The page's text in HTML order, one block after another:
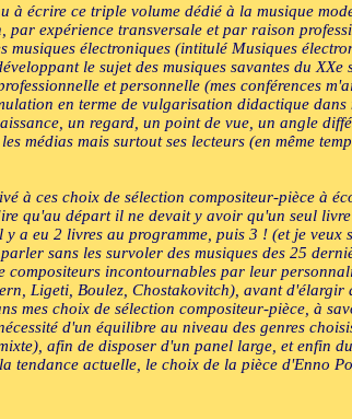
à écrire ce triple volume dédié à la musique
par expérience transversale et par raison
musiques électroniques (intitulé Musiques
le sujet des musiques savantes du
et personnelle (mes conférences
en terme de vulgarisation didactique
un regard, un point de vue, un angle
médias mais surtout ses lecteurs (en même
à ces choix de sélection compositeur-pièce à
qu'au départ il ne devait y avoir qu'un seul
a eu 2 livres au programme, puis 3 ! (et je
sans les survoler des musiques des 25
incontournables par leur
Ligeti, Boulez, Chostakovitch), avant
mes choix de sélection compositeur-pièce, à
d'un équilibre au niveau des genres
afin de disposer d'un panel large, et enfin
tendance actuelle, le choix de la pièce d'Enno